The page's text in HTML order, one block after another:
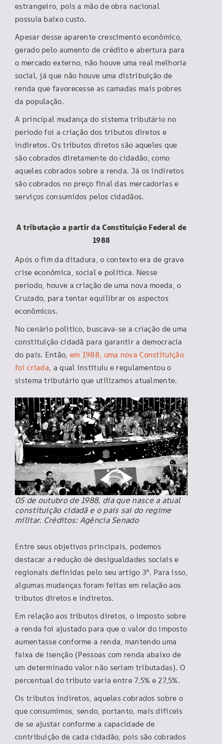
estrangeiro, pois a mão de obra nacional
possuía baixo custo.
Apesar desse aparente crescimento econômico,
gerado pelo aumento de crédito e abertura para
o mercado externo, não houve uma real melhoria
social, já que não houve uma distribuição de
renda que favorecesse as camadas mais pobres
da população.
A principal mudança do sistema tributário no
período foi a criação dos tributos diretos e
indiretos. Os tributos diretos são aqueles que
são cobrados diretamente do cidadão, como
aqueles cobrados sobre a renda. Já os indiretos
são cobrados no preço final das mercadorias e
serviços consumidos pelos cidadãos.
A tributação a partir da Constituição Federal de
1988
Após o fim da ditadura, o contexto era de grave
crise econômica, social e política. Nesse
período, houve a criação de uma nova moeda, o
Cruzado, para tentar equilibrar os aspectos
econômicos.
No cenário político, buscava-se a criação de uma
constituição cidadã para garantir a democracia
do país. Então, em 1988, uma nova Constituição
foi criada, a qual instituiu e regulamentou o
sistema tributário que utilizamos atualmente.
05 de outubro de 1988, dia que nasce a atual
constituição cidadã e o país sai do regime
militar. Créditos: Agência Senado
Entre seus objetivos principais, podemos
destacar a redução de desigualdades sociais e
regionais definidas pelo seu artigo 3°. Para isso,
algumas mudanças foram feitas em relação aos
tributos diretos e indiretos.
Em relação aos tributos diretos, o imposto sobre
a renda foi ajustado para que o valor do imposto
aumentasse conforme a renda, mantendo uma
faixa de isenção (Pessoas com renda abaixo de
um determinado valor não seriam tributadas). O
percentual do tributo varia entre 7,5% e 27,5%.
Os tributos indiretos, aqueles cobrados sobre o
que consumimos, sendo, portanto, mais difíceis
de se ajustar conforme a capacidade de
contribuição de cada cidadão, pois são cobrados